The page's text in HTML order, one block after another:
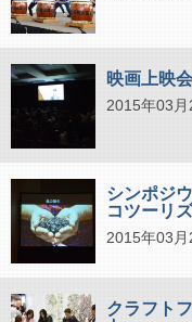
映画上映会
2015年03
シンポジ
コツーリ
2015年03
クラフト